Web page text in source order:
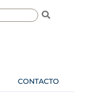
CONTACTO